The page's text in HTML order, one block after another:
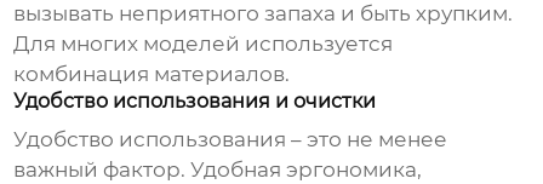
вызывать неприятного запаха и быть хрупким.
Для многих моделей используется
комбинация материалов.
Удобство использования и очистки
Удобство использования – это не менее
важный фактор. Удобная эргономика,